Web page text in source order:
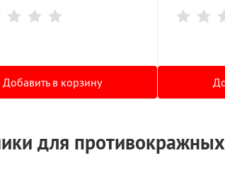
Добавить в корзину
для